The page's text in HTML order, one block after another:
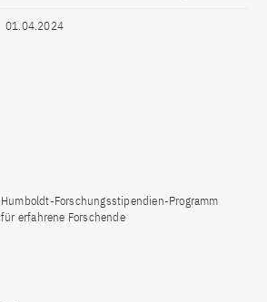
01.04.2024
Humboldt-Forschungsstipendien-Programm
für erfahrene Forschende